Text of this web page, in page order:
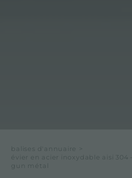
balises d'annuaire
>
évier en acier inoxydable aisi
gun métal